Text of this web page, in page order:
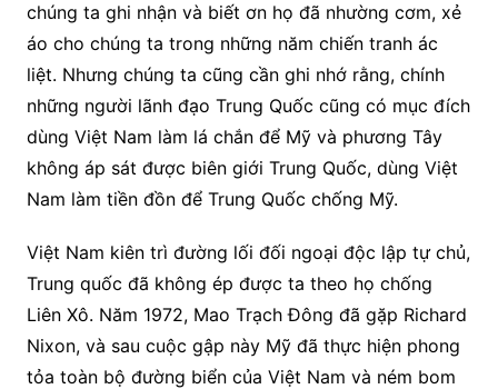
chúng ta ghi nhận và biết ơn họ đã nhường cơm, xẻ
áo cho chúng ta trong những năm chiến tranh ác
liệt. Nhưng chúng ta cũng cần ghi nhớ rằng, chính
những người lãnh đạo Trung Quốc cũng có mục đích
dùng Việt Nam làm lá chắn để Mỹ và phương Tây
không áp sát được biên giới Trung Quốc, dùng Việt
Nam làm tiền đồn để Trung Quốc chống Mỹ.
Việt Nam kiên trì đường lối đối ngoại độc lập tự chủ,
Trung quốc đã không ép được ta theo họ chống
Liên Xô. Năm 1972, Mao Trạch Đông đã gặp Richard
Nixon, và sau cuộc gập này Mỹ đã thực hiện phong
tỏa toàn bộ đường biển của Việt Nam và ném bom